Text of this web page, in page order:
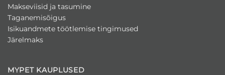
Makseviisid ja tasumine
Taganemisõigus
Isikuandmete töötlemise tingimused
Järelmaks
MYPET KAUPLUSED